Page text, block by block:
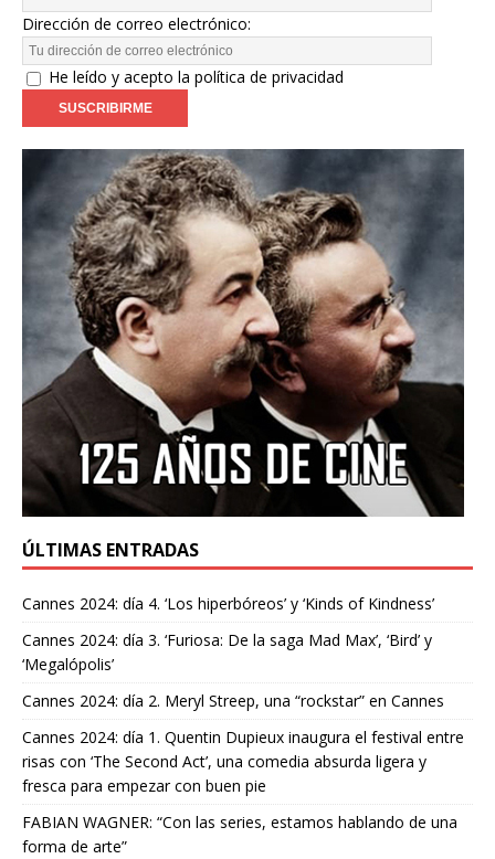
Dirección de correo electrónico:
He leído y acepto la política de privacidad
ÚLTIMAS ENTRADAS
Cannes 2024: día 4. ‘Los hiperbóreos’ y ‘Kinds of Kindness’
Cannes 2024: día 3. ‘Furiosa: De la saga Mad Max’, ‘Bird’ y
‘Megalópolis’
Cannes 2024: día 2. Meryl Streep, una “rockstar” en Cannes
Cannes 2024: día 1. Quentin Dupieux inaugura el festival entre
risas con ‘The Second Act’, una comedia absurda ligera y
fresca para empezar con buen pie
FABIAN WAGNER: “Con las series, estamos hablando de una
forma de arte”